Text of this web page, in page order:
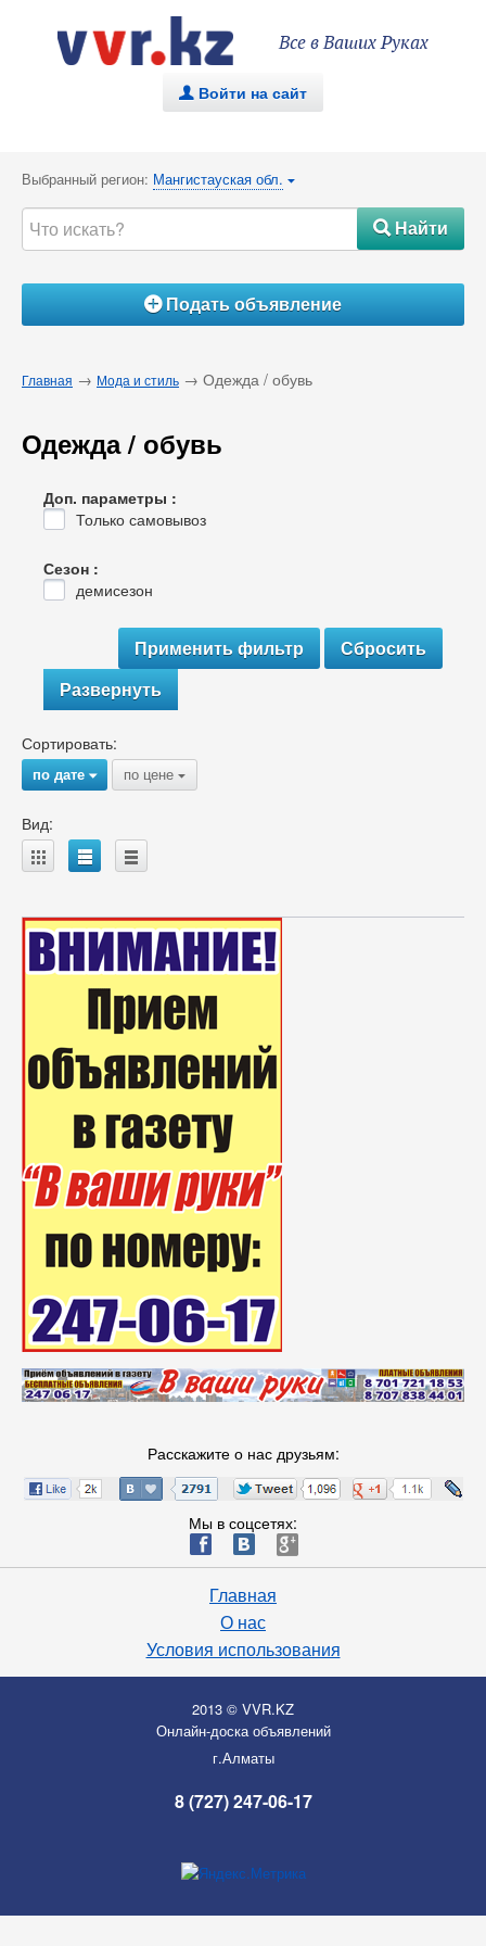
Все в Ваших Руках
. Войти на сайт
Выбранный регион: Мангистауская обл. {
#Найти
ÁПодать объявление
Главная → Мода и стиль → Одежда / обувь
Одежда / обувь
Доп. параметры :
Только самовывоз
Сезон :
демисезон
Развернуть
Сортировать:
по дате{ по цене {
Вид:
A B C
Расскажите о нас друзьям:
Мы в соцсетях:
ä æ è
Главная
О нас
Условия использования
2013 © VVR.KZ
Онлайн-доска объявлений
г.Алматы
8 (727) 247-06-17